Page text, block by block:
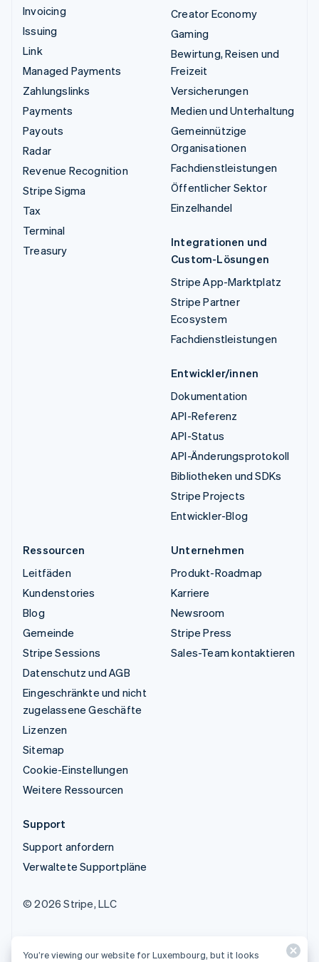
Invoicing
Issuing
Link
Managed Payments
Zahlungslinks
Payments
Payouts
Radar
Revenue Recognition
Stripe Sigma
Tax
Terminal
Treasury
Creator Economy
Gaming
Bewirtung, Reisen und
Freizeit
Versicherungen
Medien und Unterhaltung
Gemeinnützige
Organisationen
Fachdienstleistungen
Öffentlicher Sektor
Einzelhandel
Integrationen und
Custom-Lösungen
Stripe App-Marktplatz
Stripe Partner
Ecosystem
Fachdienstleistungen
Entwickler/innen
Dokumentation
API-Referenz
API-Status
API-Änderungsprotokoll
Bibliotheken und SDKs
Stripe Projects
Entwickler-Blog
Ressourcen
Leitfäden
Kundenstories
Blog
Gemeinde
Stripe Sessions
Datenschutz und AGB
Eingeschränkte und nicht
zugelassene Geschäfte
Lizenzen
Sitemap
Cookie-Einstellungen
Weitere Ressourcen
Unternehmen
Produkt-Roadmap
Karriere
Newsroom
Stripe Press
Sales-Team kontaktieren
Support
Support anfordern
Verwaltete Supportpläne
© 2026 Stripe, LLC
You’re viewing our website for Luxembourg, but it looks